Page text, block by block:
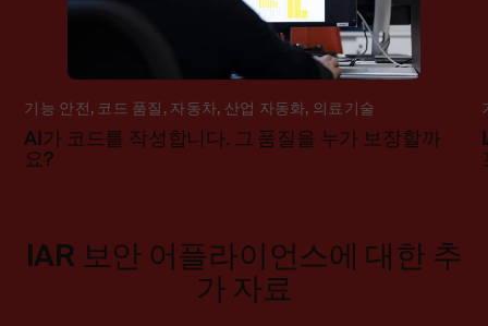
기능 안전, 코드 품질 , 자동차, 산업 자동화, 의료기술
AI가 코드를 작성합니다. 그 품질을 누가 보장할까
요?
IAR 보안 어플라이언스에 대한 추
가 자료